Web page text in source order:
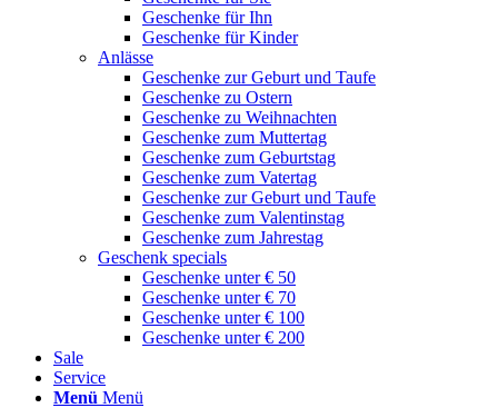
Geschenke für Ihn
Geschenke für Kinder
Anlässe
Geschenke zur Geburt und Taufe
Geschenke zu Ostern
Geschenke zu Weihnachten
Geschenke zum Muttertag
Geschenke zum Geburtstag
Geschenke zum Vatertag
Geschenke zur Geburt und Taufe
Geschenke zum Valentinstag
Geschenke zum Jahrestag
Geschenk specials
Geschenke unter € 50
Geschenke unter € 70
Geschenke unter € 100
Geschenke unter € 200
Sale
Service
Menü Menü